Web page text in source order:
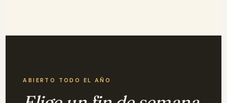
ABIERTO TODO EL AÑO